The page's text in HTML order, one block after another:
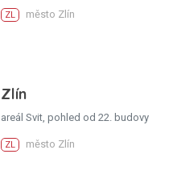
ZL město Zlín
Zlín
areál Svit, pohled od 22. budovy
ZL město Zlín